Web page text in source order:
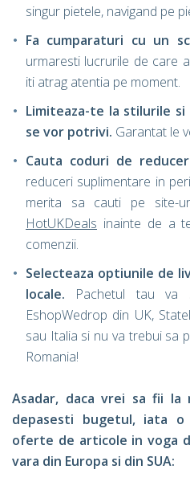
singur pietele, navigand pe
Fa cumparaturi cu un
urmaresti lucrurile de care
iti atrag atentia pe moment.
Limiteaza-te la stilurile
se vor potrivi. Garantat le
Cauta coduri de
reduceri suplimentare in
merita sa cauti pe site-
HotUKDeals inainte de a
comenzii.
Selecteaza optiunile de
locale. Pachetul tau va
EshopWedrop din UK,
sau Italia si nu va trebui sa
Romania!
Asadar, daca vrei sa fii
depasesti bugetul, iata
oferte de articole in voga
vara din Europa si din SUA: